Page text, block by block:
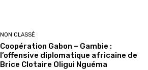
NON CLASSÉ
Coopération Gabon – Gambie :
l’offensive diplomatique africaine de
Brice Clotaire Oligui Nguéma